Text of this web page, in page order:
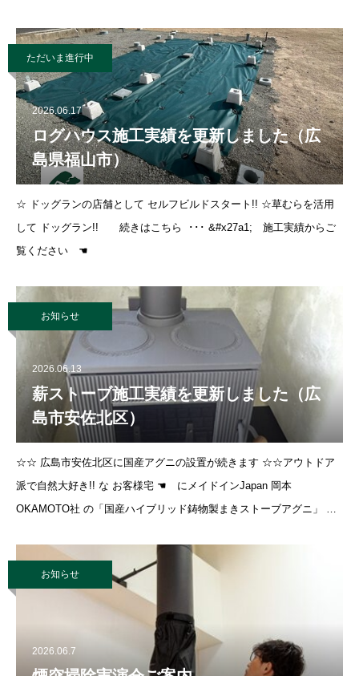
ただいま進行中
2026.06.17
ログハウス施工実績を更新しました（広
島県福山市）
☆ ドッグランの店舗として セルフビルドスタート!! ☆草むらを活用
して ドッグラン!! 続きはこちら ･･･ &#x27a1; 施工実績からご
覧ください ☚
お知らせ
2026.06.13
薪ストーブ施工実績を更新しました（広
島市安佐北区）
☆☆ 広島市安佐北区に国産アグニの設置が続きます ☆☆アウトドア
派で自然大好き!! な お客様宅 ☚ にメイドインJapan 岡本
OKAMOTO社 の「国産ハイブリッド鋳物製まきストーブアグニ」 モ
お知らせ
2026.06.7